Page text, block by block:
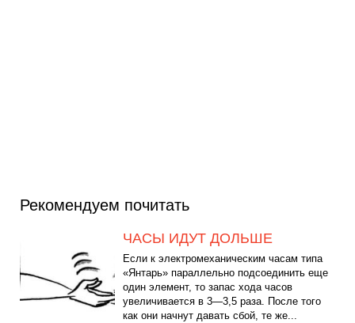
Рекомендуем почитать
ЧАСЫ ИДУТ ДОЛЬШЕ
Если к электромеханическим часам типа
«Янтарь» параллельно подсоединить еще
один элемент, то запас хода часов
увеличивается в 3—3,5 раза. После того
как они начнут давать сбой, те же...